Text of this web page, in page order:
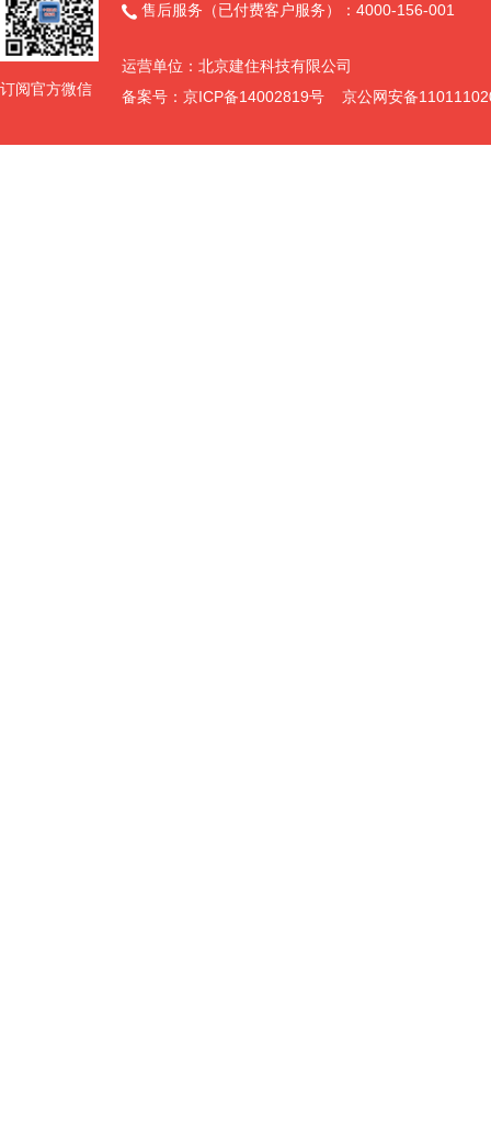
订阅官方微信
 售后服务（已付费客户服务）：4000-156-001
运营单位：北京建住科技有限公司
备案号：京ICP备14002819号 京公网安备